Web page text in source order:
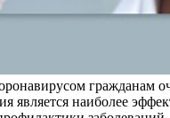
гражданам
является наиболее